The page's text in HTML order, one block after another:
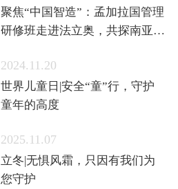
聚焦“中国智造”：孟加拉国管理
研修班走进法立奥，共探南亚市
2024.11.20
世界儿童日|安全“童”行，守护
童年的高度
2025.11.07
立冬|无惧风霜，只因有我们为
您守护